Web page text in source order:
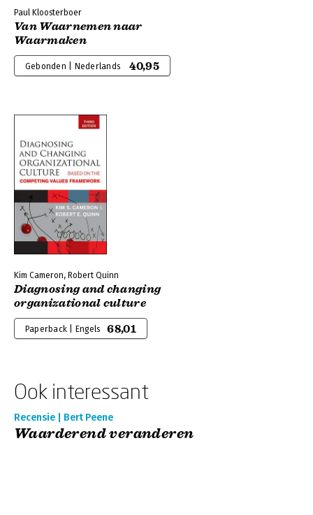
Paul Kloosterboer
Van Waarnemen naar
Waarmaken
Gebonden | Nederlands 40,95
Kim Cameron, Robert Quinn
Diagnosing and changing
organizational culture
Paperback | Engels 68,01
Ook interessant
Recensie | Bert Peene
Waarderend veranderen